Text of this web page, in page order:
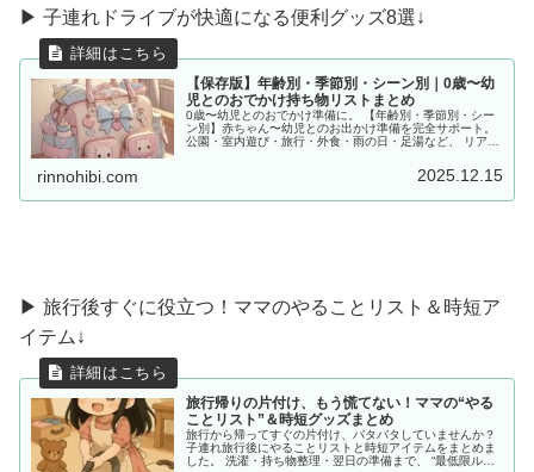
▶︎ 子連れドライブが快適になる便利グッズ8選↓
【保存版】年齢別・季節別・シーン別｜0歳〜幼
児とのおでかけ持ち物リストまとめ
0歳〜幼児とのおでかけ準備に。 【年齢別・季節別・シー
ン別】赤ちゃん〜幼児とのお出かけ準備を完全サポート。
公園・室内遊び・旅行・外食・雨の日・足湯など、 リアル
rinnohibi.com 2025.12.15
▶ 旅行後すぐに役立つ！ママのやることリスト＆時短ア
イテム↓
旅行帰りの片付け、もう慌てない！ママの“やる
ことリスト”＆時短グッズまとめ
旅行から帰ってすぐの片付け、バタバタしていませんか？
子連れ旅行後にやることリストと時短アイテムをまとめま
した。 洗濯・持ち物整理・翌日の準備まで、 “最低限ルー